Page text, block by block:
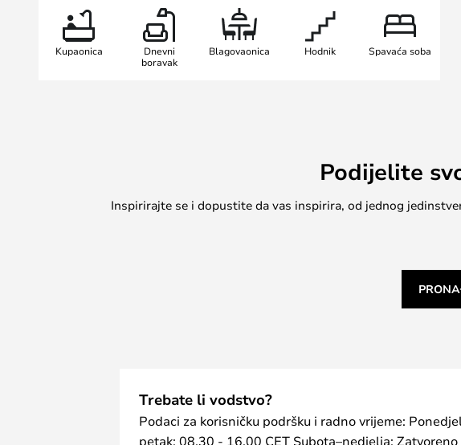
Kupaonica
Dnevni
boravak
Blagovaonica Hodnik Spavaća soba
Podijelite
Inspirirajte se i dopustite da vas inspirira, od jednog
Trebate li vodstvo?
Podaci za korisničku podršku i radno vrijeme:
petak: 08.30 - 16.00 CET Subota–nedjelja: Zatvoreno